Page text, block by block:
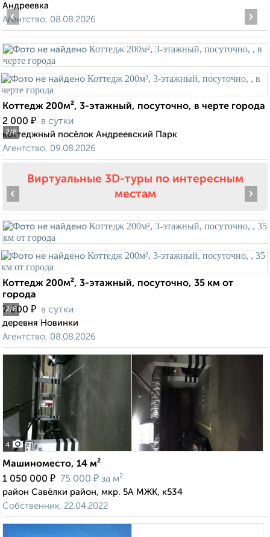
Андреевка
Агентство, 08.08.2026
2/8
‹ ›
Коттедж 200м², 3-этажный, посуточно, в черте города
2 000 ₽ в сутки
коттеджный посёлок Андреевский Парк
Агентство, 09.08.2026
Виртуальные 3D-туры по интересным
местам
2/8
‹ ›
Коттедж 200м², 3-этажный, посуточно, 35 км от
города
7 000 ₽ в сутки
деревня Новинки
Агентство, 08.08.2026
4
Машиноместо, 14 м²
1 050 000 ₽ 75 000 ₽ за м²
район Савёлки район, мкр. 5А МЖК, к534
Собственник, 22.04.2022